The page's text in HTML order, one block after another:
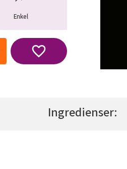
Lägg till i favoriter
Enkel
Ingredienser: